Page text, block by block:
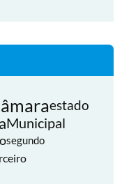
estado
Municipal
segundo